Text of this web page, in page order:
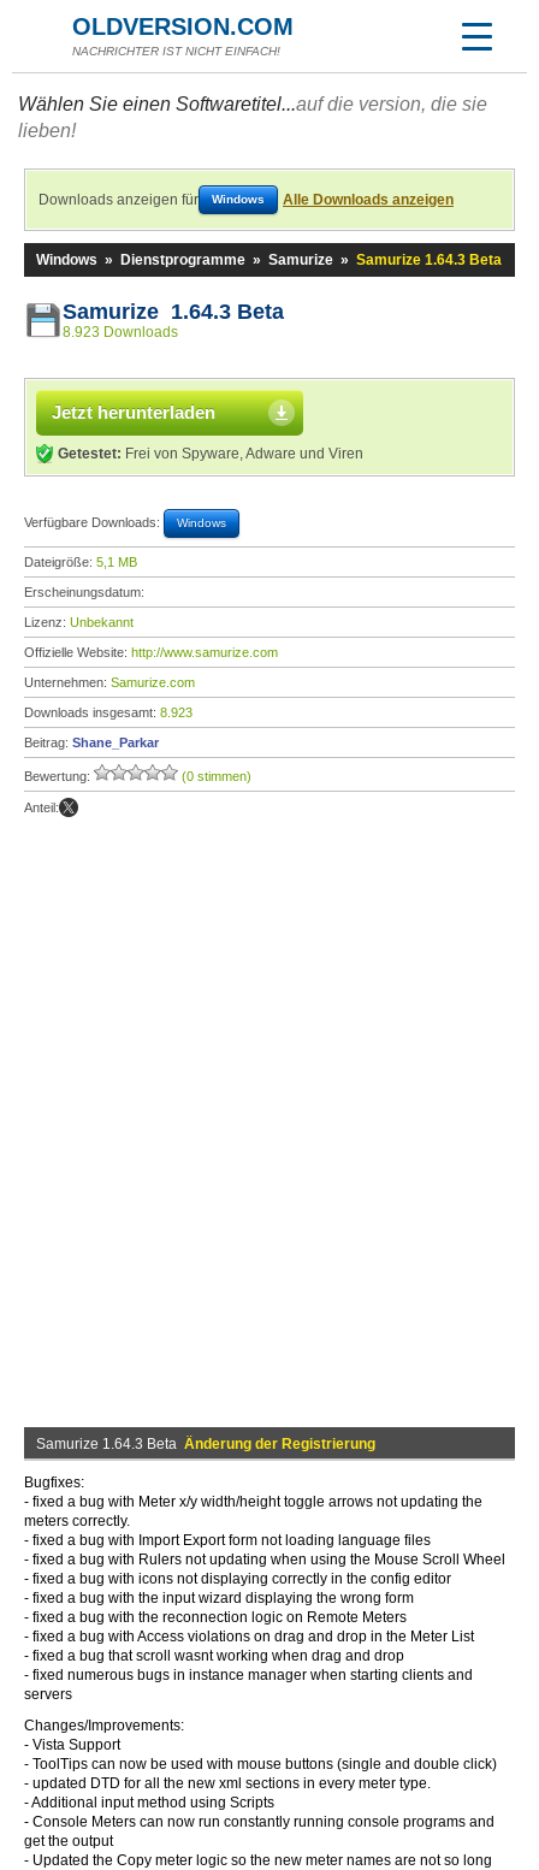
OLDVERSION.COM
NACHRICHTER IST NICHT EINFACH!
Wählen Sie einen Softwaretitel...auf die version, die sie
lieben!
Downloads anzeigen für Windows Alle Downloads anzeigen
Windows » Dienstprogramme » Samurize » Samurize 1.64.3 Beta
Samurize 1.64.3 Beta
8.923 Downloads
Jetzt herunterladen
Getestet: Frei von Spyware, Adware und Viren
Verfügbare Downloads: Windows
Dateigröße: 5,1 MB
Erscheinungsdatum:
Lizenz: Unbekannt
Offizielle Website: http://www.samurize.com
Unternehmen: Samurize.com
Downloads insgesamt: 8.923
Beitrag: Shane_Parkar
Bewertung: (0 stimmen)
Anteil:
Samurize 1.64.3 Beta Änderung der Registrierung
Bugfixes:
- fixed a bug with Meter x/y width/height toggle arrows not updating the
meters correctly.
- fixed a bug with Import Export form not loading language files
- fixed a bug with Rulers not updating when using the Mouse Scroll Wheel
- fixed a bug with icons not displaying correctly in the config editor
- fixed a bug with the input wizard displaying the wrong form
- fixed a bug with the reconnection logic on Remote Meters
- fixed a bug with Access violations on drag and drop in the Meter List
- fixed a bug that scroll wasnt working when drag and drop
- fixed numerous bugs in instance manager when starting clients and
servers
Changes/Improvements:
- Vista Support
- ToolTips can now be used with mouse buttons (single and double click)
- updated DTD for all the new xml sections in every meter type.
- Additional input method using Scripts
- Console Meters can now run constantly running console programs and
get the output
- Updated the Copy meter logic so the new meter names are not so long